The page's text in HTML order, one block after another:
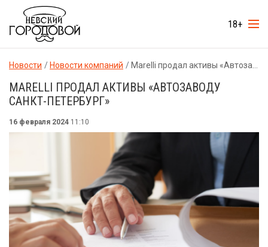
18+
Новости Новости компаний Marelli продал активы «Автозаводу Санкт-Петербург»
MARELLI ПРОДАЛ АКТИВЫ «АВТОЗАВОДУ
САНКТ-ПЕТЕРБУРГ»
16 февраля 2024 11:10